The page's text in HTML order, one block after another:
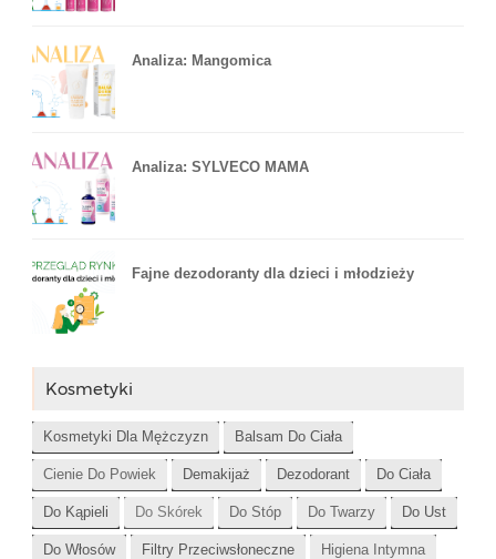
Analiza: Mangomica
Analiza: SYLVECO MAMA
Fajne dezodoranty dla dzieci i młodzieży
Kosmetyki
Kosmetyki Dla Mężczyzn Balsam Do Ciała
Cienie Do Powiek Demakijaż Dezodorant Do Ciała
Do Kąpieli Do Skórek Do Stóp Do Twarzy Do Ust
Do Włosów Filtry Przeciwsłoneczne Higiena Intymna